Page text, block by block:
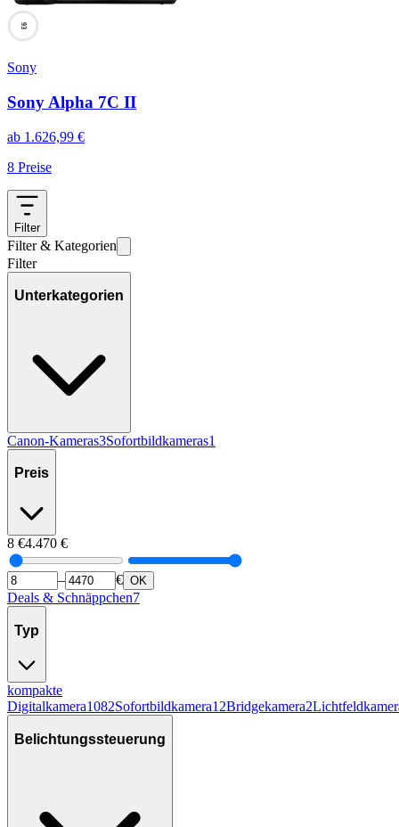
93
Sony
Sony Alpha 7C II
ab 1.626,99 €
8 Preise
Filter
Filter & Kategorien
Filter
Unterkategorien
Canon-Kameras3Sofortbildkameras1
Preis
8 €4.470 €
– € OK
Deals & Schnäppchen7
Typ
kompakte
Digitalkamera1082Sofortbildkamera12Bridgekamera2
Belichtungssteuerung